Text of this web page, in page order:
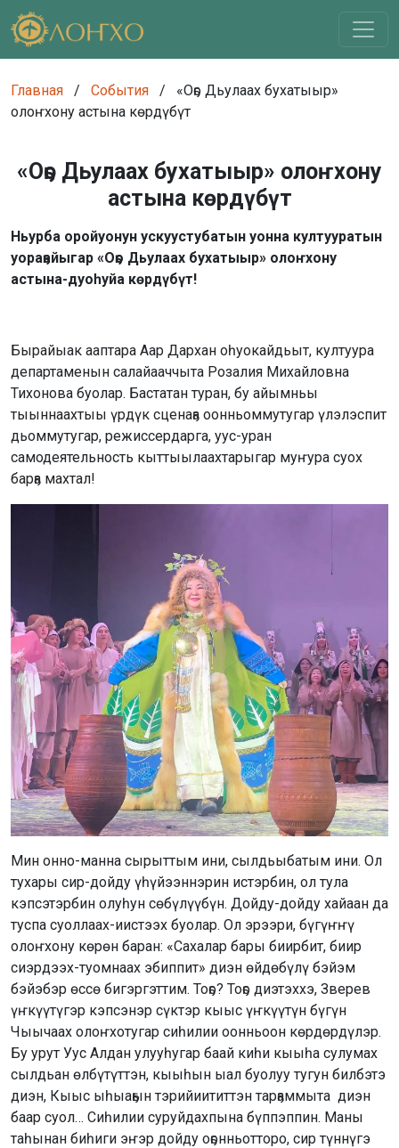
Главная / События /
«Оҕо Дьулаах бухатыыр»
олоҥхону астына көрдүбүт
«Оҕо Дьулаах бухатыыр» олоҥхону
астына көрдүбүт
Ньурба оройуонун ускуустубатын уонна култууратын
уораҕайыгар «Оҕо Дьулаах бухатыыр» олоҥхону
астына-дуоһуйа көрдүбүт!
Бырайыак ааптара Аар Дархан оһуокайдьыт, култуура
департаменын салайааччыта Розалия Михайловна
Тихонова буолар. Бастатан туран, бу айымньы
тыыннаахтыы үрдүк сценаҕа оонньоммутугар үлэлэспит
дьоммутугар, режиссердарга, уус-уран
самодеятельность кыттыылаахтарыгар муҥура суох
барҕа махтал!
Мин онно-манна сырыттым ини, сылдьыбатым ини. Ол
тухары сир-дойду үһүйээннэрин истэрбин, ол тула
кэпсэтэрбин олуһун сөбүлүүбүн. Дойду-дойду хайаан да
туспа суоллаах-иистээх буолар. Ол эрээри, бүгүҥҥү
олоҥхону көрөн баран: «Сахалар бары биирбит, биир
сиэрдээх-туомнаах эбиппит» диэн өйдөбүлү бэйэм
бэйэбэр өссө бигэргэттим. Тоҕо? Тоҕо диэтэххэ, Зверев
үҥкүүтүгэр кэпсэнэр сүктэр кыыс үҥкүүтүн бүгүн
Чыычаах олоҥхотугар сиһилии оонньоон көрдөрдүлэр.
Бу урут Уус Алдан улууһугар баай киһи кыыһа сулумах
сылдьан өлбүтүттэн, кыыһын ыал буолуу тугун билбэтэ
диэн, Кыыс ыһыаҕын тэрийиититтэн тарҕаммыта диэн
баар суол… Сиһилии суруйдахпына бүппэппин. Маны
таһынан биһиги эҥэр дойду оҕонньотторо, сир түннүгэ